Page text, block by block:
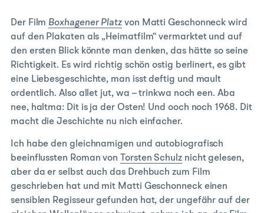
Der Film Boxhagener Platz von Matti Geschonneck wird
auf den Plakaten als „Heimatfilm“ vermarktet und auf
den ersten Blick könnte man denken, das hätte so seine
Richtigkeit. Es wird richtig schön ostig berlinert, es gibt
eine Liebesgeschichte, man isst deftig und mault
ordentlich. Also allet jut, wa – trinkwa noch een. Aba
nee, haltma: Dit is ja der Osten! Und ooch noch 1968. Dit
macht die Jeschichte nu nich einfacher.
Ich habe den gleichnamigen und autobiografisch
beeinflussten Roman von
Torsten Schulznicht gelesen,
aber da er selbst auch das Drehbuch zum Film
geschrieben hat und mit Matti Geschonneck einen
sensiblen Regisseur gefunden hat, der ungefähr auf der